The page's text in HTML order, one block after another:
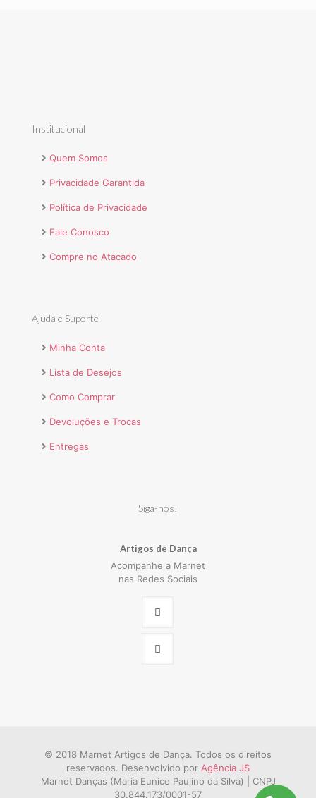
Institucional
Quem Somos
Privacidade Garantida
Política de Privacidade
Fale Conosco
Compre no Atacado
Ajuda e Suporte
Minha Conta
Lista de Desejos
Como Comprar
Devoluções e Trocas
Entregas
Siga-nos!
Artigos de Dança
Acompanhe a Marnet
nas Redes Sociais
© 2018 Marnet Artigos de Dança. Todos os direitos
reservados. Desenvolvido por Agência JS
Marnet Danças (Maria Eunice Paulino da Silva) | CNPJ
30.844.173/0001-57